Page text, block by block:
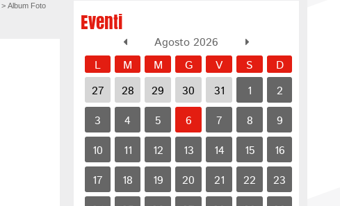
> Album Foto
Eventi
Agosto 2026
M M G V S D
27 28 29 30 31 1 2
3 4 5 6 7 8 9
10 11 12 13 14 15 16
17 18 19 20 21 22 23